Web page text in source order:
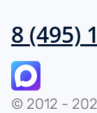
8 (495)
© 2012 -